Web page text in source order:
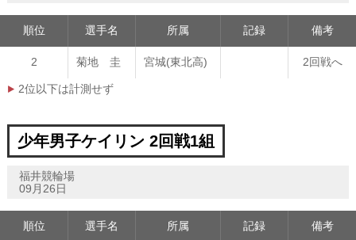
順位 選手名 所属 記録 備考
2 菊地 圭 宮城(東北高) 2回戦へ
2位以下は計測せず
少年男子ケイリン 2回戦1組
福井競輪場
09月26日
順位 選手名 所属 記録 備考